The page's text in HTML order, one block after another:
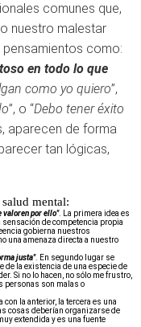
comunes que,
nuestro malestar
como:
en todo lo que
como yo quiero”,
”, o “Debo tener éxito
aparecen de forma
tan lógicas,
mental:
valoren por ello". La primera idea es
de competencia propia
gobierna nuestros
una amenaza directa a nuestro
justa". En segundo lugar se
la existencia de una especie de
Si no lo hacen, no sólo me frustro,
personas son malas o
con la anterior, la tercera es una
cosas deberían organizarse de
extendida y es una fuente